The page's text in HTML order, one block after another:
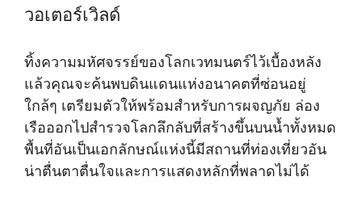
วอเตอร์เวิลด์
ทิ้งความมหัศจรรย์ของโลกเวทมนตร์ไว้เบื้องหลัง
แล้วคุณจะค้นพบดินแดนแห่งอนาคตที่ซ่อนอยู่
ใกล้ๆ เตรียมตัวให้พร้อมสำหรับการผจญภัย ล่อง
เรือออกไปสำรวจโลกลึกลับที่สร้างขึ้นบนน้ำทั้งหมด
พื้นที่อันเป็นเอกลักษณ์แห่งนี้มีสถานที่ท่องเที่ยวอัน
น่าตื่นตาตื่นใจและการแสดงหลักที่พลาดไม่ได้